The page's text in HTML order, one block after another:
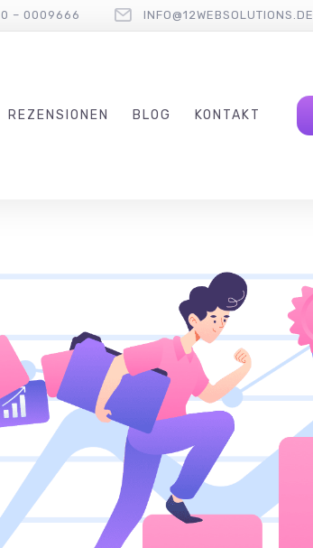
– 0009666 INFO@12WEBSOLUTIONS.DE
REZENSIONEN BLOG KONTAKT